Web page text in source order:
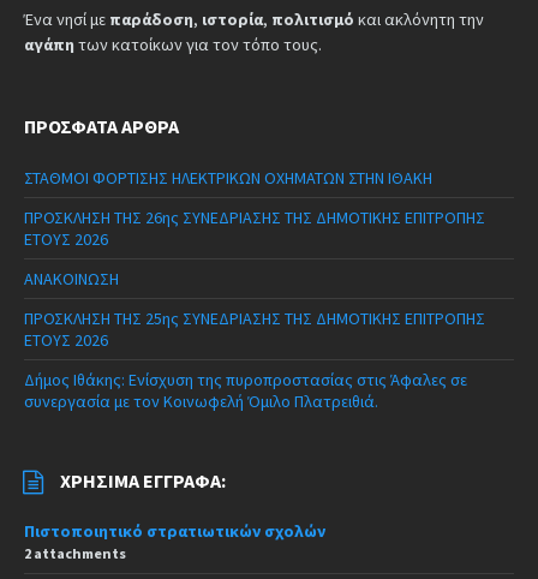
Ένα νησί με παράδοση, ιστορία, πολιτισμό και ακλόνητη την
αγάπη των κατοίκων για τον τόπο τους.
ΠΡΌΣΦΑΤΑ ΆΡΘΡΑ
ΣΤΑΘΜΟΙ ΦΟΡΤΙΣΗΣ ΗΛΕΚΤΡΙΚΩΝ ΟΧΗΜΑΤΩΝ ΣΤΗΝ ΙΘΑΚΗ
ΠΡΟΣΚΛΗΣΗ ΤΗΣ 26ης ΣΥΝΕΔΡΙΑΣΗΣ ΤΗΣ ΔΗΜΟΤΙΚΗΣ ΕΠΙΤΡΟΠΗΣ
ΕΤΟΥΣ 2026
ΑΝΑΚΟΙΝΩΣΗ
ΠΡΟΣΚΛΗΣΗ ΤΗΣ 25ης ΣΥΝΕΔΡΙΑΣΗΣ ΤΗΣ ΔΗΜΟΤΙΚΗΣ ΕΠΙΤΡΟΠΗΣ
ΕΤΟΥΣ 2026
Δήμος Ιθάκης: Ενίσχυση της πυροπροστασίας στις Άφαλες σε
συνεργασία με τον Κοινωφελή Όμιλο Πλατρειθιά.
ΧΡΉΣΙΜΑ ΈΓΓΡΑΦΑ:
Πιστοποιητικό στρατιωτικών σχολών
2 attachments